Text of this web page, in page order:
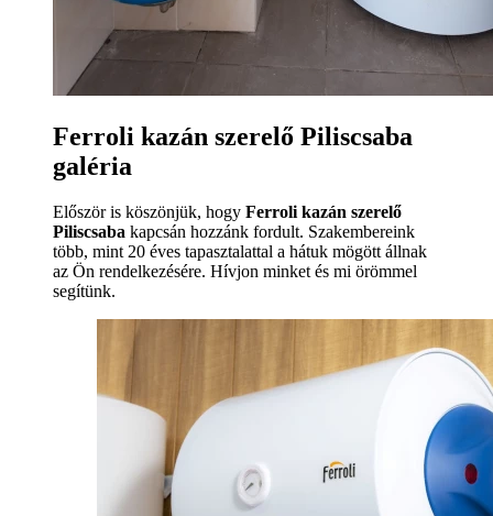
Ferroli kazán szerelő Piliscsaba
galéria
Először is köszönjük, hogy Ferroli kazán szerelő
Piliscsaba kapcsán hozzánk fordult. Szakembereink
több, mint 20 éves tapasztalattal a hátuk mögött állnak
az Ön rendelkezésére. Hívjon minket és mi örömmel
segítünk.